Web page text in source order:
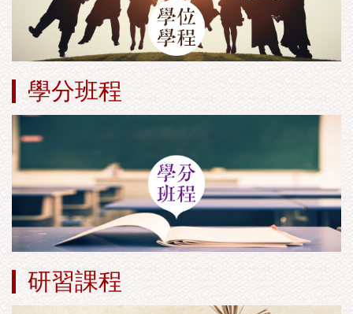
學分班程
研習課程